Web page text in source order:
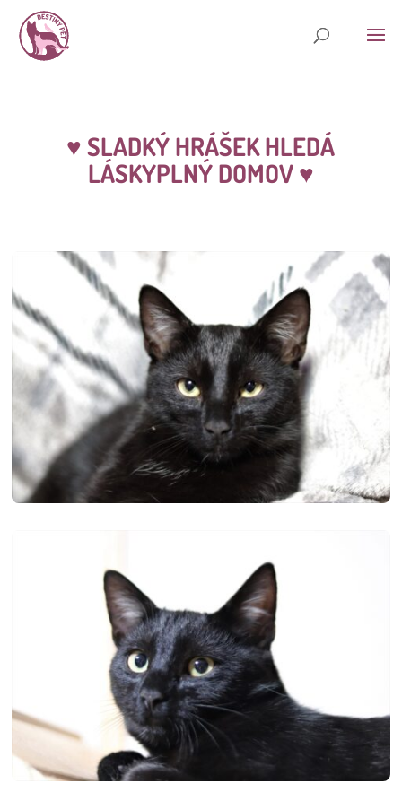
♥SLADKÝ HRÁŠEK HLEDÁ
LÁSKYPLNÝ DOMOV♥